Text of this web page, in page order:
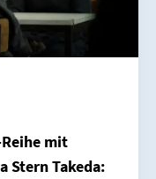
mit
Stern Takeda: